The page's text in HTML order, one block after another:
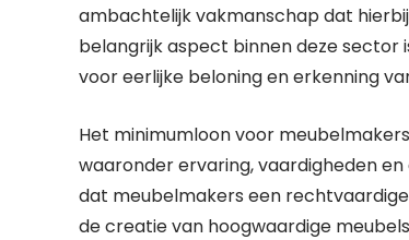
ambachtelijk vakmanschap dat
belangrijk aspect binnen deze sector
voor eerlijke beloning en erkenning
Het minimumloon voor
waaronder ervaring, vaardigheden
dat meubelmakers een
de creatie van hoogwaardige